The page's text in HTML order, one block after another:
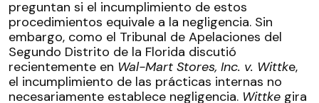
preguntan si el incumplimiento de estos
procedimientos equivale a la negligencia. Sin
embargo, como el Tribunal de Apelaciones del
Segundo Distrito de la Florida discutió
recientemente en Wal-Mart Stores, Inc. v. Wittke,
el incumplimiento de las prácticas internas no
necesariamente establece negligencia. Wittke gira